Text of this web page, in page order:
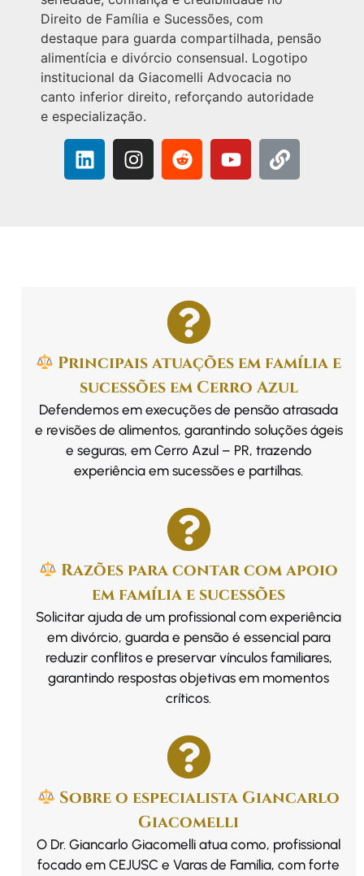
Principais atuações em família e
sucessões em Cerro Azul
Defendemos em execuções de pensão atrasada
e revisões de alimentos, garantindo soluções ágeis
e seguras, em Cerro Azul – PR, trazendo
experiência em sucessões e partilhas.
Razões para contar com apoio
em família e sucessões
Solicitar ajuda de um profissional com experiência
em divórcio, guarda e pensão é essencial para
reduzir conflitos e preservar vínculos familiares,
garantindo respostas objetivas em momentos
críticos.
Sobre o especialista Giancarlo
Giacomelli
O Dr. Giancarlo Giacomelli atua como, profissional
focado em CEJUSC e Varas de Família, com forte